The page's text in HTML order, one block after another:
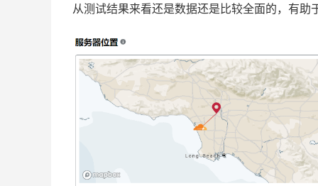
从测试结果来看还是数据还是比较全面的，有助